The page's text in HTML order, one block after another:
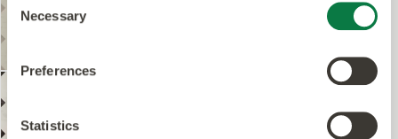
Selection
Necessary
Preferences
Statistics
Designers' Choice